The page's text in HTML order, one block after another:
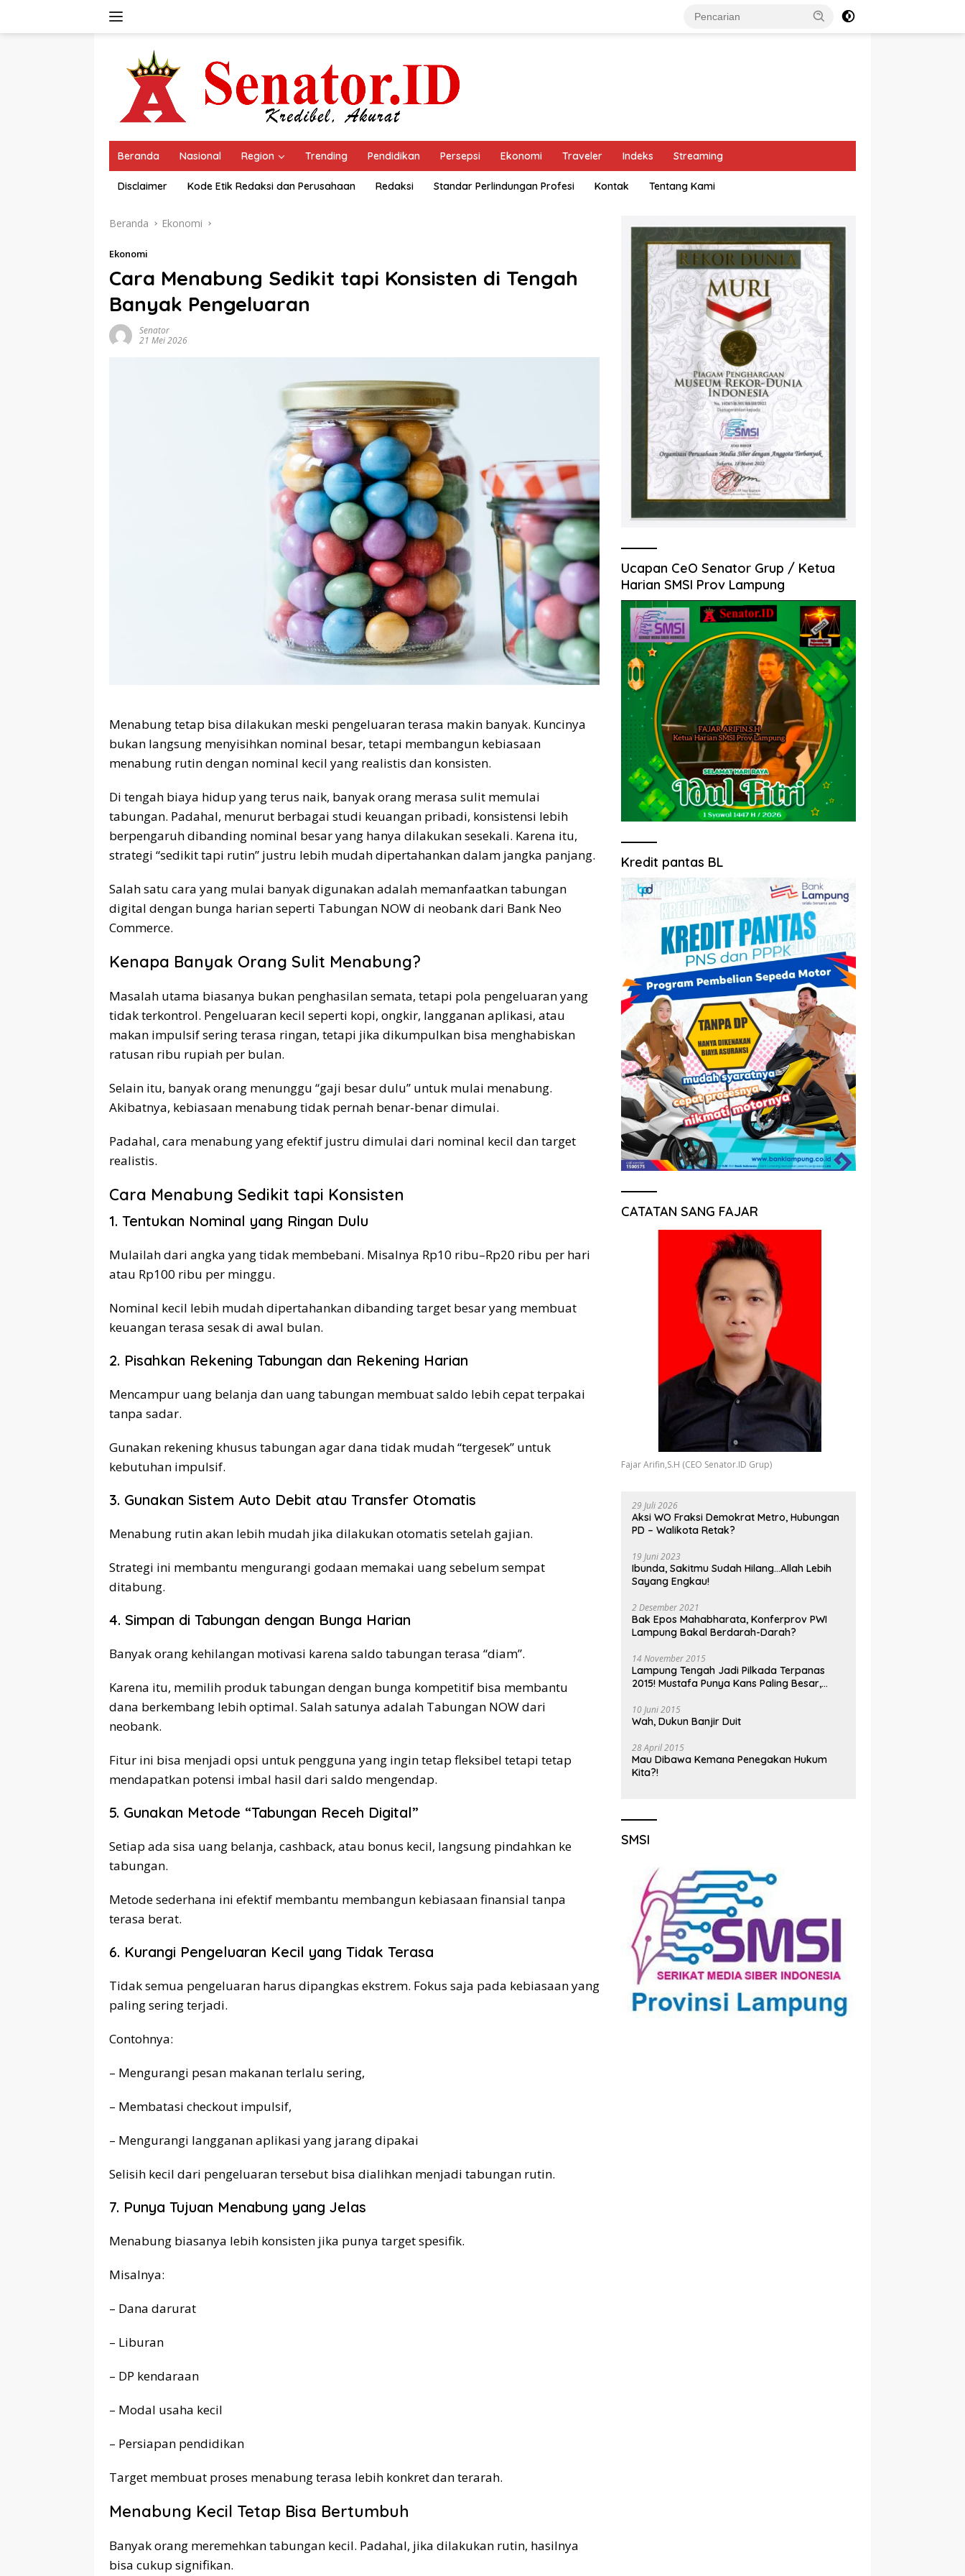
Beranda Nasional Region Trending Pendidikan Persepsi Ekonomi Traveler Indeks Streaming
Disclaimer Kode Etik Redaksi dan Perusahaan Redaksi Standar Perlindungan Profesi Kontak Tentang Kami
Beranda Ekonomi
Ekonomi
Cara Menabung Sedikit tapi Konsisten di Tengah
Banyak Pengeluaran
Senator
21 Mei 2026
Menabung tetap bisa dilakukan meski pengeluaran terasa makin banyak. Kuncinya
bukan langsung menyisihkan nominal besar, tetapi membangun kebiasaan
menabung rutin dengan nominal kecil yang realistis dan konsisten.
Di tengah biaya hidup yang terus naik, banyak orang merasa sulit memulai
tabungan. Padahal, menurut berbagai studi keuangan pribadi, konsistensi lebih
berpengaruh dibanding nominal besar yang hanya dilakukan sesekali. Karena itu,
strategi “sedikit tapi rutin” justru lebih mudah dipertahankan dalam jangka panjang.
Salah satu cara yang mulai banyak digunakan adalah memanfaatkan tabungan
digital dengan bunga harian seperti Tabungan NOW di neobank dari Bank Neo
Commerce.
Kenapa Banyak Orang Sulit Menabung?
Masalah utama biasanya bukan penghasilan semata, tetapi pola pengeluaran yang
tidak terkontrol. Pengeluaran kecil seperti kopi, ongkir, langganan aplikasi, atau
makan impulsif sering terasa ringan, tetapi jika dikumpulkan bisa menghabiskan
ratusan ribu rupiah per bulan.
Selain itu, banyak orang menunggu “gaji besar dulu” untuk mulai menabung.
Akibatnya, kebiasaan menabung tidak pernah benar-benar dimulai.
Padahal, cara menabung yang efektif justru dimulai dari nominal kecil dan target
realistis.
Cara Menabung Sedikit tapi Konsisten
1. Tentukan Nominal yang Ringan Dulu
Mulailah dari angka yang tidak membebani. Misalnya Rp10 ribu–Rp20 ribu per hari
atau Rp100 ribu per minggu.
Nominal kecil lebih mudah dipertahankan dibanding target besar yang membuat
keuangan terasa sesak di awal bulan.
2. Pisahkan Rekening Tabungan dan Rekening Harian
Mencampur uang belanja dan uang tabungan membuat saldo lebih cepat terpakai
tanpa sadar.
Gunakan rekening khusus tabungan agar dana tidak mudah “tergesek” untuk
kebutuhan impulsif.
3. Gunakan Sistem Auto Debit atau Transfer Otomatis
Menabung rutin akan lebih mudah jika dilakukan otomatis setelah gajian.
Strategi ini membantu mengurangi godaan memakai uang sebelum sempat
ditabung.
4. Simpan di Tabungan dengan Bunga Harian
Banyak orang kehilangan motivasi karena saldo tabungan terasa “diam”.
Karena itu, memilih produk tabungan dengan bunga kompetitif bisa membantu
dana berkembang lebih optimal. Salah satunya adalah Tabungan NOW dari
neobank.
Fitur ini bisa menjadi opsi untuk pengguna yang ingin tetap fleksibel tetapi tetap
mendapatkan potensi imbal hasil dari saldo mengendap.
5. Gunakan Metode “Tabungan Receh Digital”
Setiap ada sisa uang belanja, cashback, atau bonus kecil, langsung pindahkan ke
tabungan.
Metode sederhana ini efektif membantu membangun kebiasaan finansial tanpa
terasa berat.
6. Kurangi Pengeluaran Kecil yang Tidak Terasa
Tidak semua pengeluaran harus dipangkas ekstrem. Fokus saja pada kebiasaan yang
paling sering terjadi.
Contohnya:
– Mengurangi pesan makanan terlalu sering,
– Membatasi checkout impulsif,
– Mengurangi langganan aplikasi yang jarang dipakai
Selisih kecil dari pengeluaran tersebut bisa dialihkan menjadi tabungan rutin.
7. Punya Tujuan Menabung yang Jelas
Menabung biasanya lebih konsisten jika punya target spesifik.
Misalnya:
– Dana darurat
– Liburan
– DP kendaraan
– Modal usaha kecil
– Persiapan pendidikan
Target membuat proses menabung terasa lebih konkret dan terarah.
Menabung Kecil Tetap Bisa Bertumbuh
Banyak orang meremehkan tabungan kecil. Padahal, jika dilakukan rutin, hasilnya
bisa cukup signifikan.
Ucapan CeO Senator Grup / Ketua
Harian SMSI Prov Lampung
Kredit pantas BL
CATATAN SANG FAJAR
Fajar Arifin,S.H (CEO Senator.ID Grup)
29 Juli 2026
Aksi WO Fraksi Demokrat Metro, Hubungan
PD – Walikota Retak?
19 Juni 2023
Ibunda, Sakitmu Sudah Hilang…Allah Lebih
Sayang Engkau!
2 Desember 2021
Bak Epos Mahabharata, Konferprov PWI
Lampung Bakal Berdarah-Darah?
14 November 2015
Lampung Tengah Jadi Pilkada Terpanas
2015! Mustafa Punya Kans Paling Besar,
10 Juni 2015
Wah, Dukun Banjir Duit
28 April 2015
Mau Dibawa Kemana Penegakan Hukum
Kita?!
SMSI